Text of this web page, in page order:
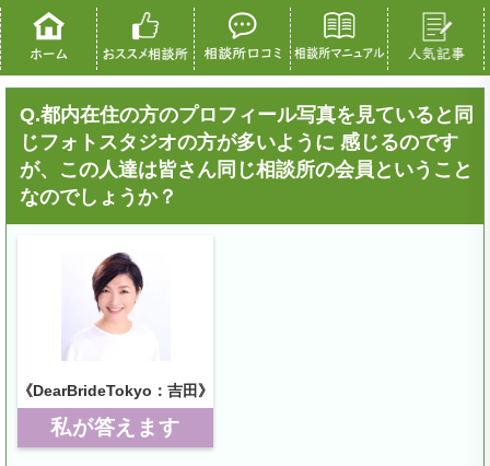
Q.都内在住の方のプロフィール写真を見ていると同
じフォトスタジオの方が多いように 感じるのです
が、この人達は皆さん同じ相談所の会員ということ
なのでしょうか？
《DearBrideTokyo：吉田》
私が答えます